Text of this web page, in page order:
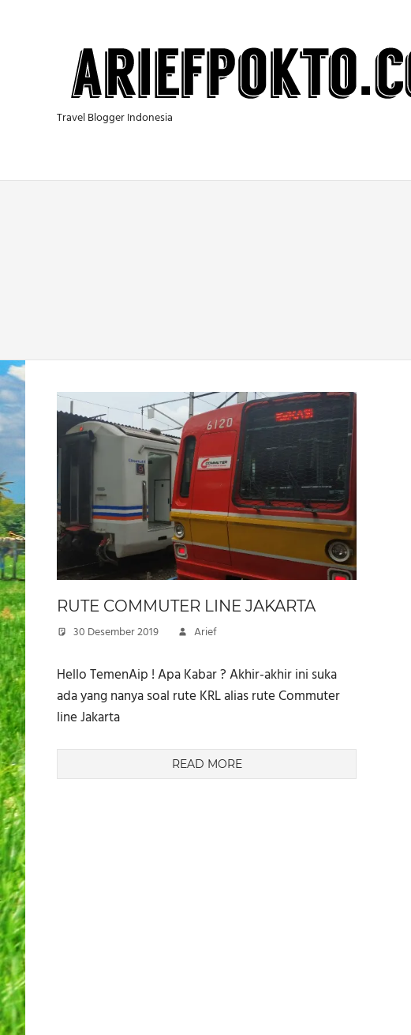
Travel Blogger Indonesia
RUTE COMMUTER LINE JAKARTA
30 Desember 2019 Arief
Hello TemenAip ! Apa Kabar ? Akhir-akhir ini suka
ada yang nanya soal rute KRL alias rute Commuter
line Jakarta
READ MORE